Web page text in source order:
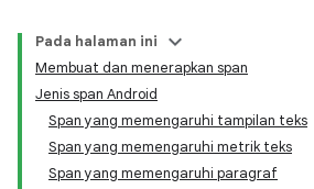
Pada halaman ini
Membuat dan menerapkan span
Jenis span Android
Span yang memengaruhi tampilan teks
Span yang memengaruhi metrik teks
Span yang memengaruhi paragraf